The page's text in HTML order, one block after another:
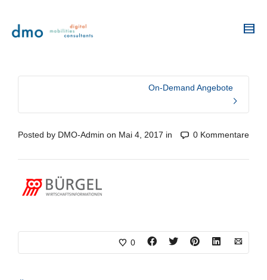
On-Demand Angebote
Posted by DMO-Admin on Mai 4, 2017 in 0 Kommentare
0